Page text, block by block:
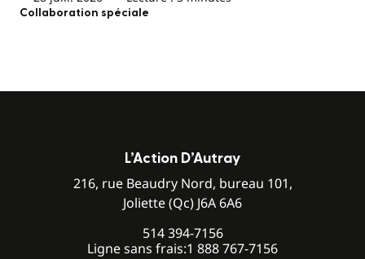
Collaboration spéciale
L’Action D’Autray
216, rue Beaudry Nord, bureau 101,
Joliette (Qc) J6A 6A6
514 394-7156
Ligne sans frais:1 888 767-7156